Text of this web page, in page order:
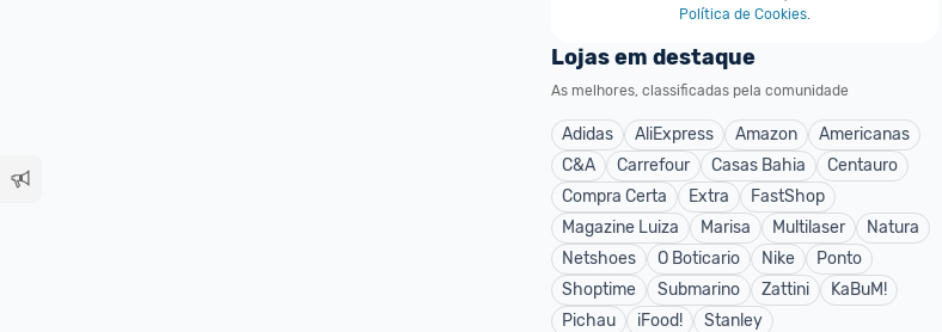
Política de Cookies.
Lojas em destaque
As melhores, classificadas pela comunidade
Adidas AliExpress Amazon
Americanas
C&A
Carrefour Casas Bahia
Centauro
Compra Certa
Extra
FastShop
Magazine Luiza
Marisa Multilaser
Natura
Netshoes
O Boticario Nike
Ponto
Shoptime
Submarino Zattini
KaBuM!
Pichau
iFood! Stanley